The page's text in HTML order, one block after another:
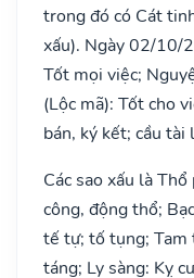
trong đó có Cát
xấu). Ngày 02/10/
Tốt mọi việc;
(Lộc mã): Tốt cho
bán, ký kết; cầu
Các sao xấu là
công, động thổ;
tế tự; tố tụng; Tam
táng; Ly sàng: Kỵ